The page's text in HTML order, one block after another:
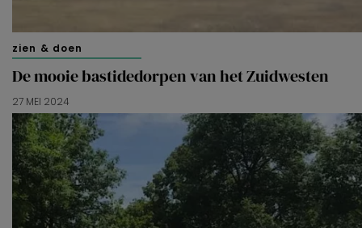
zien & doen
De mooie bastidedorpen van het Zuidwesten
27 MEI 2024